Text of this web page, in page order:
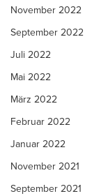
November 2022
September 2022
Juli 2022
Mai 2022
März 2022
Februar 2022
Januar 2022
November 2021
September 2021